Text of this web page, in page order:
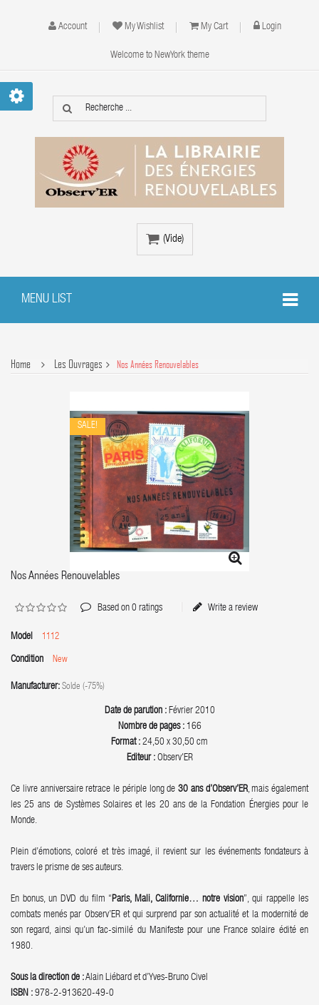
Account My Wishlist My Cart Login
Welcome to NewYork theme
(vide)
MENU LIST
Home Les Ouvrages Nos Années Renouvelables
SALE!
Nos Années Renouvelables
Based on 0 ratings Write a review
Model 1112
Condition New
Manufacturer: Solde (-75%)
Date de parution :Février 2010
Nombre de pages :166
Format : 24,50 x 30,50 cm
Editeur :Observ'ER
Ce livre anniversaire retrace le périple long de 30 ans d’Observ’ER, mais également
les 25 ans de Systèmes Solaires et les 20 ans de la Fondation Énergies pour le
Monde.
Plein d’émotions, coloré et très imagé, il revient sur les événements fondateurs à
travers le prisme de ses auteurs.
En bonus, un DVD du film “Paris, Mali, Californie… notre vision”, qui rappelle les
combats menés par Observ’ER et qui surprend par son actualité et la modernité de
son regard, ainsi qu’un fac-similé du Manifeste pour une France solaire édité en
1980.
Sous la direction de :Alain Liébard et d’Yves-Bruno Civel
ISBN : 978-2-913620-49-0